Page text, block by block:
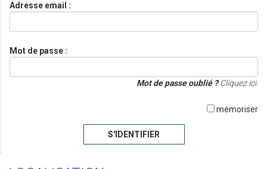
Adresse email :
Mot de passe :
Mot de passe oublié ?Cliquez ici.
mémoriser
S'IDENTIFIER